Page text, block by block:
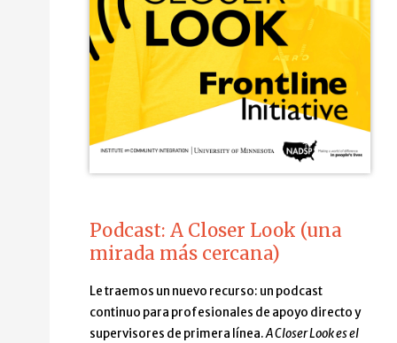
Podcast: A Closer Look (una
mirada más cercana)
Le traemos un nuevo recurso: un podcast
continuo para profesionales de apoyo directo y
supervisores de primera línea.A Closer Lookes el